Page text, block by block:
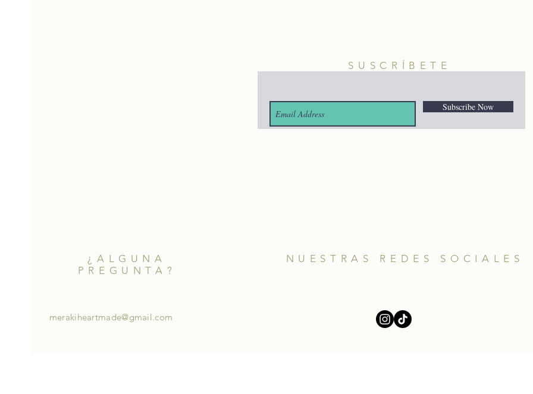
SUSCRÍBETE
Subscribe Now
¿ALGUNA
PREGUNTA?
merakiheartmade@gmail.com
NUESTRAS REDES SOCIALES